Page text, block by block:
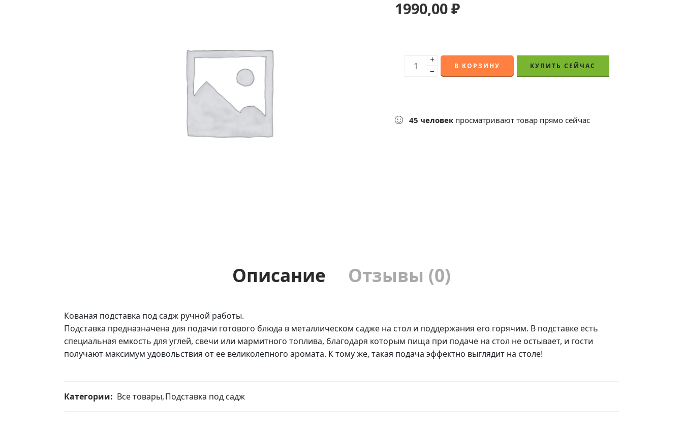
1990,00₽
+
−
В КОРЗИНУ КУПИТЬ СЕЙЧАС
45 человек просматривают товар прямо сейчас
Описание Отзывы (0)
Кованая подставка под садж ручной работы.
Подставка предназначена для подачи готового блюда в металлическом садже на стол и поддержания его горячим. В подставке есть
специальная емкость для углей, свечи или мармитного топлива, благодаря которым пища при подаче на стол не остывает, и гости
получают максимум удовольствия от ее великолепного аромата. К тому же, такая подача эффектно выглядит на столе!
Категории: Все товары,Подставка под садж